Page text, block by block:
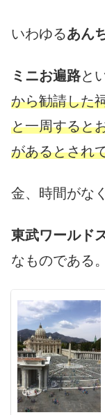
いわゆるあん
ミニお遍路と
から勧請した
と一周すると
があるとされ
金、時間がな
東武ワールド
なものである。